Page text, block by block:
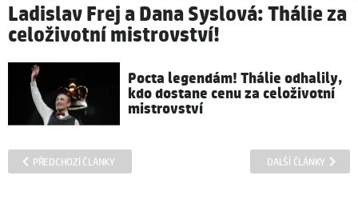
Ladislav Frej a Dana Syslová: Thálie za
celoživotní mistrovství!
Pocta legendám! Thálie odhalily,
kdo dostane cenu za celoživotní
mistrovství
PŘEDCHOZÍ ČLÁNKY DALŠÍ ČLÁNKY